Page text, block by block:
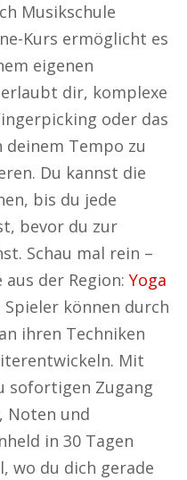
Musikschule
Kurs ermöglicht es
eigenen
dir, komplexe
oder das
Tempo zu
Du kannst die
bis du jede
bevor du zur
Schau mal rein –
der Region: Yoga
können durch
ihren Techniken
Mit
sofortigen Zugang
Noten und
in 30 Tagen
wo du dich gerade